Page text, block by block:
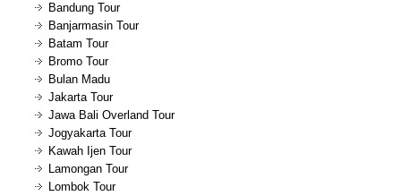
Bandung Tour
Banjarmasin Tour
Batam Tour
Bromo Tour
Bulan Madu
Jakarta Tour
Jawa Bali Overland Tour
Jogyakarta Tour
Kawah Ijen Tour
Lamongan Tour
Lombok Tour